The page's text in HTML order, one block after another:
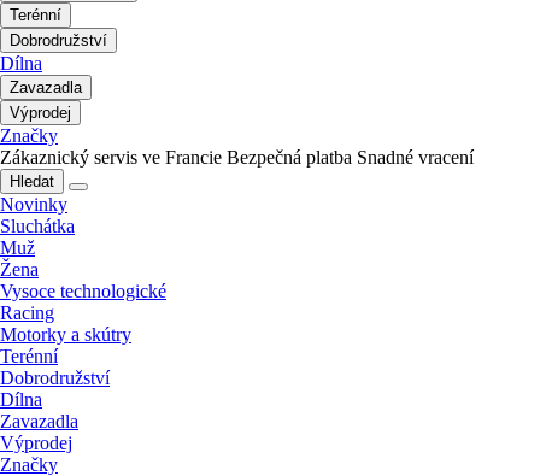
Terénní
Dobrodružství
Dílna
Zavazadla
Výprodej
Značky
Zákaznický servis ve Francie Bezpečná platba Snadné vracení
Hledat
Novinky
Sluchátka
Muž
Žena
Vysoce technologické
Racing
Motorky a skútry
Terénní
Dobrodružství
Dílna
Zavazadla
Výprodej
Značky